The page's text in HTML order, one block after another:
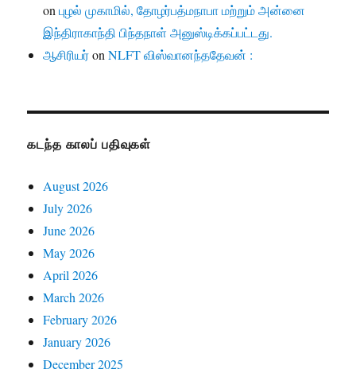
onபுழல் முகாமில், தோழர்பத்மநாபா மற்றும் அன்னை
இந்திராகாந்தி பிந்தநாள் அனுஸ்டிக்கப்பட்டது.
ஆசிரியர்onNLFT விஸ்வானந்ததேவன் :
கடந்த காலப் பதிவுகள்
August 2026
July 2026
June 2026
May 2026
April 2026
March 2026
February 2026
January 2026
December 2025